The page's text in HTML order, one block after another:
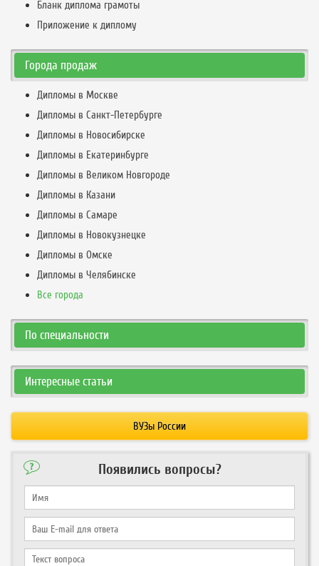
Бланк диплома грамоты
Приложение к диплому
Города продаж
Дипломы в Москве
Дипломы в Санкт-Петербурге
Дипломы в Новосибирске
Дипломы в Екатеринбурге
Дипломы в Великом Новгороде
Дипломы в Казани
Дипломы в Самаре
Дипломы в Новокузнецке
Дипломы в Омске
Дипломы в Челябинске
Все города
По специальности
Интересные статьи
ВУЗы России
Появились вопросы?